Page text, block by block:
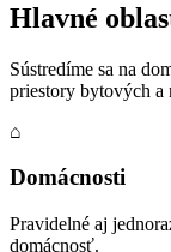
Hlavné
Sústredíme sa na
priestory bytových a
⌂
Domácnosti
Pravidelné aj
domácnosť.